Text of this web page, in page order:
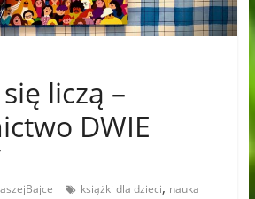
liczą –
DWIE
książki dla dzieci, nauka